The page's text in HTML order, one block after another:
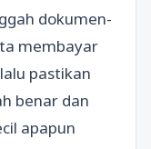
dokumen-
membayar
pastikan
benar dan
apapun